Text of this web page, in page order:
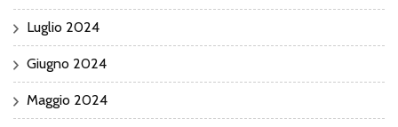
Luglio 2024
Giugno 2024
Maggio 2024